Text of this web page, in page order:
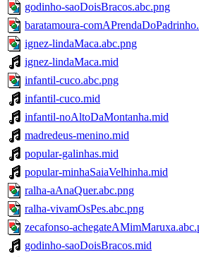
godinho-saoDoisBracos.abc.png
baratamoura-
ignez-lindaMaca.abc.png
ignez-lindaMaca.mid
infantil-cuco.abc.png
infantil-cuco.mid
infantil-noAltoDaMontanha.mid
madredeus-menino.mid
popular-galinhas.mid
popular-minhaSaiaVelhinha.mid
ralha-aAnaQuer.abc.png
ralha-vivamOsPes.abc.png
zecafonso-
godinho-saoDoisBracos.mid